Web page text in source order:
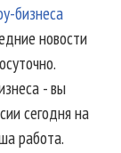
бизнеса
новости
- вы
сегодня на
работа.